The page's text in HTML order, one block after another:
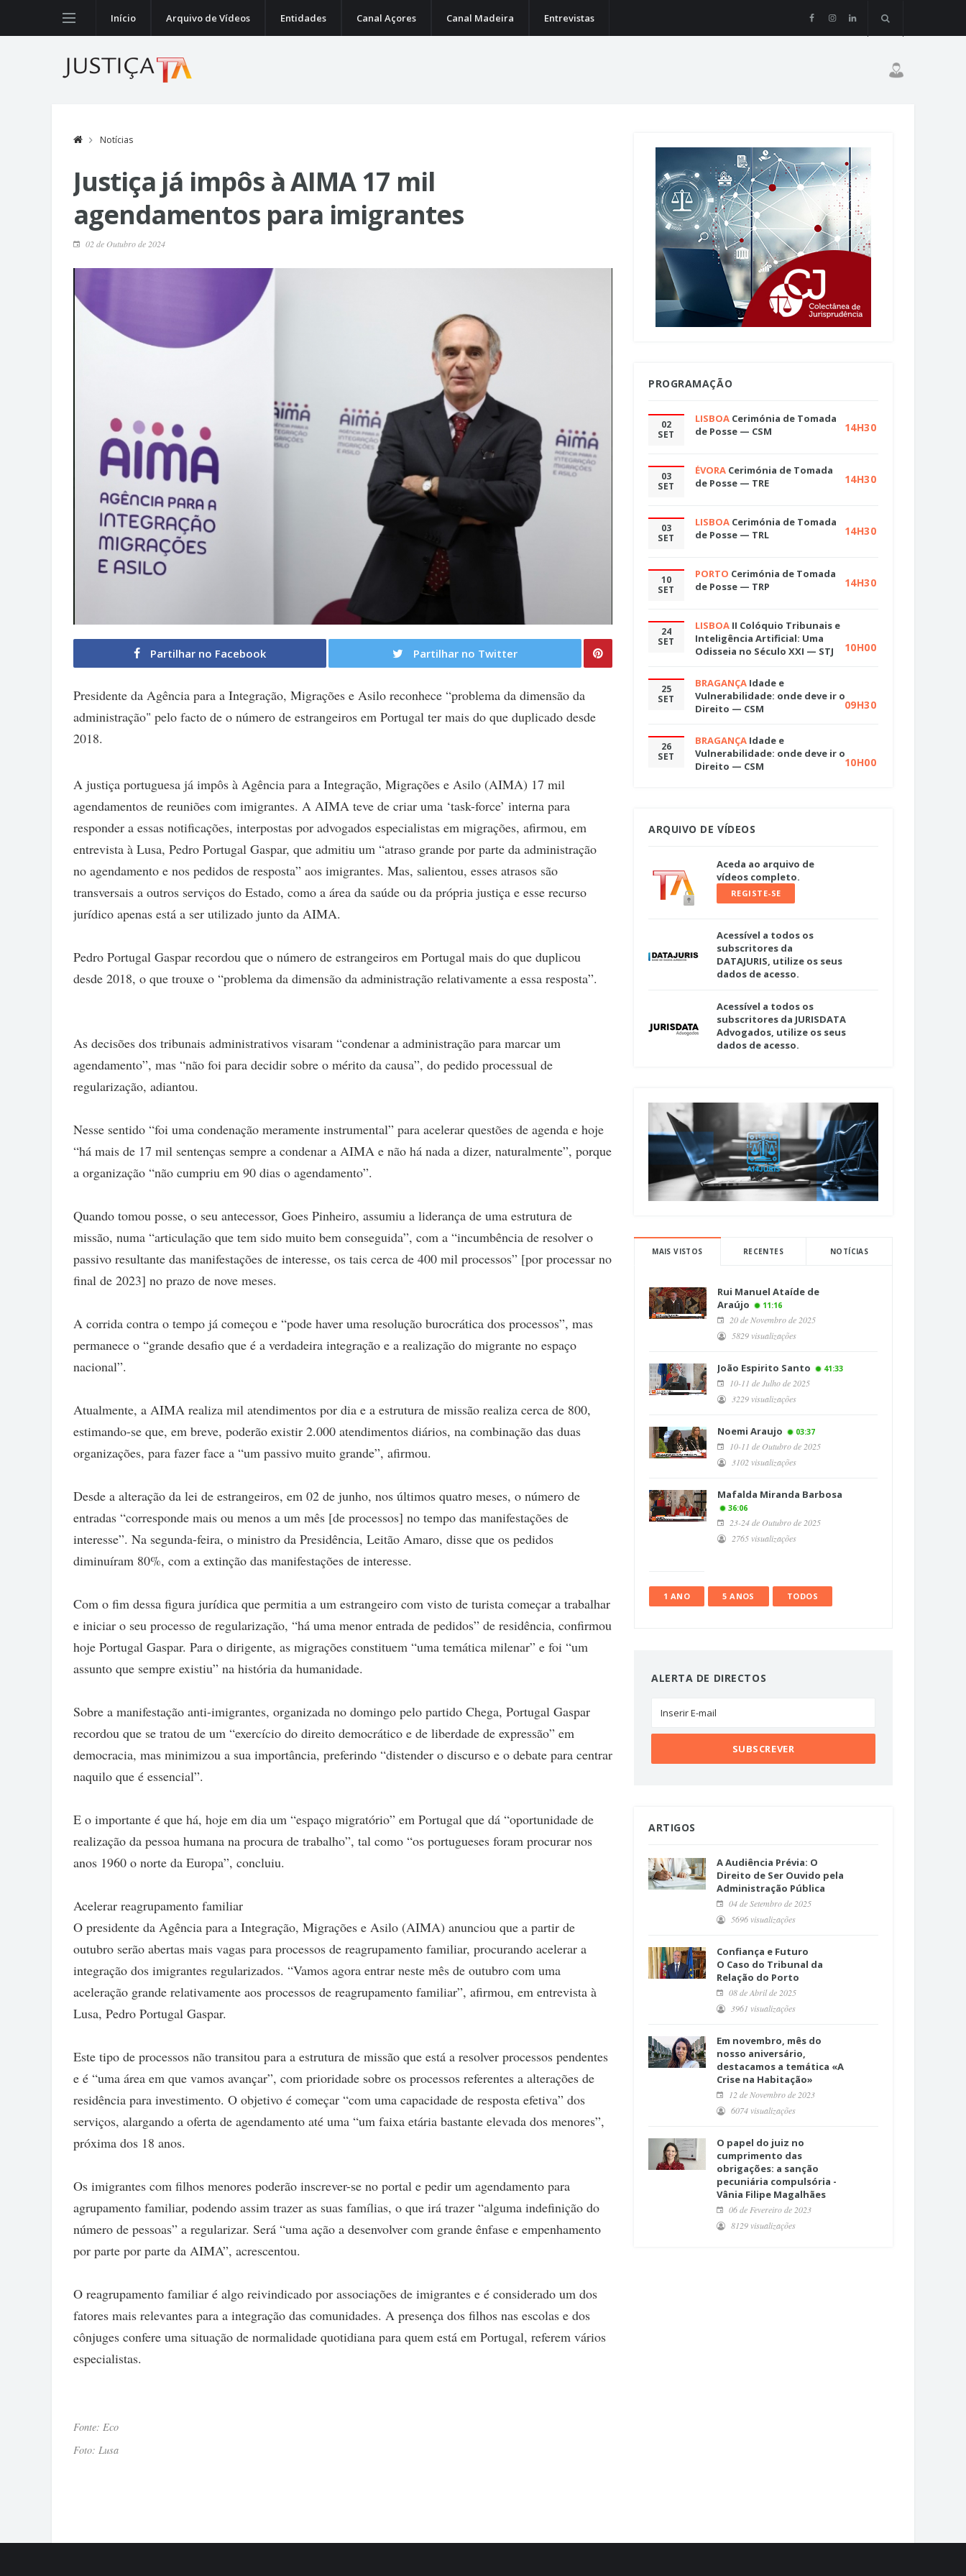
Início Arquivo de Vídeos Entidades Canal Açores Canal Madeira Entrevistas
Notícias
Justiça já impôs à AIMA 17 mil
agendamentos para imigrantes
02 de Outubro de 2024
Partilhar no Facebook Partilhar no Twitter
Presidente da Agência para a Integração, Migrações e Asilo reconhece “problema da dimensão da
administração" pelo facto de o número de estrangeiros em Portugal ter mais do que duplicado desde
2018.
A justiça portuguesa já impôs à Agência para a Integração, Migrações e Asilo (AIMA) 17 mil
agendamentos de reuniões com imigrantes. A AIMA teve de criar uma ‘task-force’ interna para
responder a essas notificações, interpostas por advogados especialistas em migrações, afirmou, em
entrevista à Lusa, Pedro Portugal Gaspar, que admitiu um “atraso grande por parte da administração
no agendamento e nos pedidos de resposta” aos imigrantes. Mas, salientou, esses atrasos são
transversais a outros serviços do Estado, como a área da saúde ou da própria justiça e esse recurso
jurídico apenas está a ser utilizado junto da AIMA.
Pedro Portugal Gaspar recordou que o número de estrangeiros em Portugal mais do que duplicou
desde 2018, o que trouxe o “problema da dimensão da administração relativamente a essa resposta”.
As decisões dos tribunais administrativos visaram “condenar a administração para marcar um
agendamento”, mas “não foi para decidir sobre o mérito da causa”, do pedido processual de
regularização, adiantou.
Nesse sentido “foi uma condenação meramente instrumental” para acelerar questões de agenda e hoje
“há mais de 17 mil sentenças sempre a condenar a AIMA e não há nada a dizer, naturalmente”, porque
a organização “não cumpriu em 90 dias o agendamento”.
Quando tomou posse, o seu antecessor, Goes Pinheiro, assumiu a liderança de uma estrutura de
missão, numa “articulação que tem sido muito bem conseguida”, com a “incumbência de resolver o
passivo resultante das manifestações de interesse, os tais cerca de 400 mil processos” [por processar no
final de 2023] no prazo de nove meses.
A corrida contra o tempo já começou e “pode haver uma resolução burocrática dos processos”, mas
permanece o “grande desafio que é a verdadeira integração e a realização do migrante no espaço
nacional”.
Atualmente, a AIMA realiza mil atendimentos por dia e a estrutura de missão realiza cerca de 800,
estimando-se que, em breve, poderão existir 2.000 atendimentos diários, na combinação das duas
organizações, para fazer face a “um passivo muito grande”, afirmou.
Desde a alteração da lei de estrangeiros, em 02 de junho, nos últimos quatro meses, o número de
entradas “corresponde mais ou menos a um mês [de processos] no tempo das manifestações de
interesse”. Na segunda-feira, o ministro da Presidência, Leitão Amaro, disse que os pedidos
diminuíram 80%, com a extinção das manifestações de interesse.
Com o fim dessa figura jurídica que permitia a um estrangeiro com visto de turista começar a trabalhar
e iniciar o seu processo de regularização, “há uma menor entrada de pedidos” de residência, confirmou
hoje Portugal Gaspar. Para o dirigente, as migrações constituem “uma temática milenar” e foi “um
assunto que sempre existiu” na história da humanidade.
Sobre a manifestação anti-imigrantes, organizada no domingo pelo partido Chega, Portugal Gaspar
recordou que se tratou de um “exercício do direito democrático e de liberdade de expressão” em
democracia, mas minimizou a sua importância, preferindo “distender o discurso e o debate para centrar
naquilo que é essencial”.
E o importante é que há, hoje em dia um “espaço migratório” em Portugal que dá “oportunidade de
realização da pessoa humana na procura de trabalho”, tal como “os portugueses foram procurar nos
anos 1960 o norte da Europa”, concluiu.
Acelerar reagrupamento familiar
O presidente da Agência para a Integração, Migrações e Asilo (AIMA) anunciou que a partir de
outubro serão abertas mais vagas para processos de reagrupamento familiar, procurando acelerar a
integração dos imigrantes regularizados. “Vamos agora entrar neste mês de outubro com uma
aceleração grande relativamente aos processos de reagrupamento familiar”, afirmou, em entrevista à
Lusa, Pedro Portugal Gaspar.
Este tipo de processos não transitou para a estrutura de missão que está a resolver processos pendentes
e é “uma área em que vamos avançar”, com prioridade sobre os processos referentes a alterações de
residência para investimento. O objetivo é começar “com uma capacidade de resposta efetiva” dos
serviços, alargando a oferta de agendamento até uma “um faixa etária bastante elevada dos menores”,
próxima dos 18 anos.
Os imigrantes com filhos menores poderão inscrever-se no portal e pedir um agendamento para
agrupamento familiar, podendo assim trazer as suas famílias, o que irá trazer “alguma indefinição do
número de pessoas” a regularizar. Será “uma ação a desenvolver com grande ênfase e empenhamento
por parte por parte da AIMA”, acrescentou.
O reagrupamento familiar é algo reivindicado por associações de imigrantes e é considerado um dos
fatores mais relevantes para a integração das comunidades. A presença dos filhos nas escolas e dos
cônjuges confere uma situação de normalidade quotidiana para quem está em Portugal, referem vários
especialistas.
Fonte: Eco
Foto: Lusa
PROGRAMAÇÃO
02
SET
LISBOA Cerimónia de Tomada
de Posse — CSM
14H30
03
SET
ÉVORA Cerimónia de Tomada
de Posse — TRE
14H30
03
SET
LISBOA Cerimónia de Tomada
de Posse — TRL
14H30
10
SET
PORTO Cerimónia de Tomada
de Posse — TRP
14H30
24
SET
LISBOA II Colóquio Tribunais e
Inteligência Artificial: Uma
Odisseia no Século XXI — STJ
10H00
25
SET
BRAGANÇA Idade e
Vulnerabilidade: onde deve ir o
Direito — CSM
09H30
26
SET
BRAGANÇA Idade e
Vulnerabilidade: onde deve ir o
Direito — CSM
10H00
ARQUIVO DE VÍDEOS
Aceda ao arquivo de
vídeos completo.
REGISTE-SE
Acessível a todos os
subscritores da
DATAJURIS, utilize os seus
dados de acesso.
Acessível a todos os
subscritores da JURISDATA
Advogados, utilize os seus
dados de acesso.
MAIS VISTOS RECENTES NOTÍCIAS
Rui Manuel Ataíde de
Araújo
11:16
20 de Novembro de 2025
5829 visualizações
João Espirito Santo 41:33
10-11 de Julho de 2025
3229 visualizações
Noemi Araujo 03:37
10-11 de Outubro de 2025
3102 visualizações
Mafalda Miranda Barbosa
36:06
23-24 de Outubro de 2025
2765 visualizações
1 ANO 5 ANOS TODOS
ALERTA DE DIRECTOS
ARTIGOS
A Audiência Prévia: O
Direito de Ser Ouvido pela
Administração Pública
04 de Setembro de 2025
5696 visualizações
Confiança e Futuro
O Caso do Tribunal da
Relação do Porto
08 de Abril de 2025
3961 visualizações
Em novembro, mês do
nosso aniversário,
destacamos a temática «A
Crise na Habitação»
12 de Novembro de 2023
6074 visualizações
O papel do juiz no
cumprimento das
obrigações: a sanção
pecuniária compulsória -
Vânia Filipe Magalhães
06 de Fevereiro de 2023
8129 visualizações